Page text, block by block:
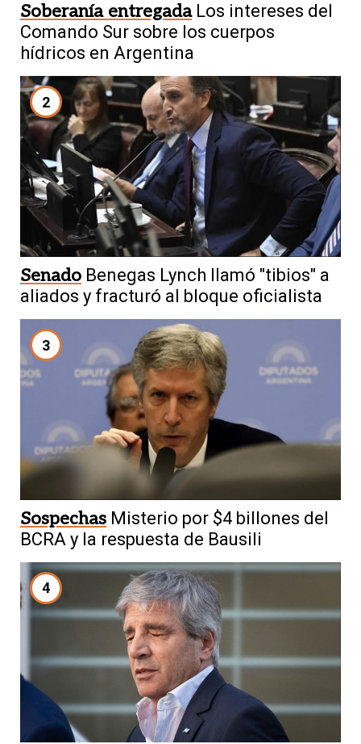
Soberanía entregada Los intereses del
Comando Sur sobre los cuerpos
hídricos en Argentina
2
Senado Benegas Lynch llamó "tibios" a
aliados y fracturó al bloque oficialista
3
Sospechas Misterio por $4 billones del
BCRA y la respuesta de Bausili
4